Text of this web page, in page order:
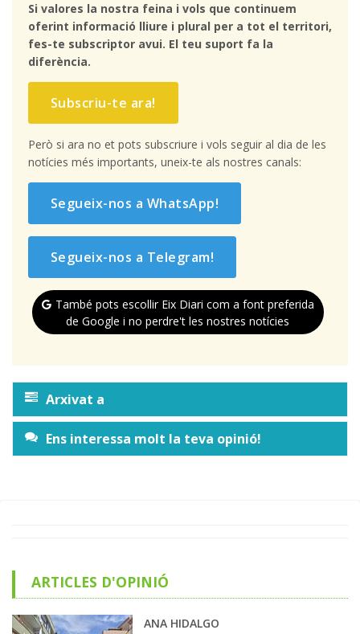
Si valores la nostra feina i vols que continuem
oferint informació lliure i plural per a tot el territori,
fes-te subscriptor avui. El teu suport fa la
diferència.
Subscriu-te ara!
Però si ara no et pots subscriure i vols seguir al dia de les
notícies més importants, uneix-te als nostres canals:
Segueix-nos a WhatsApp!
Segueix-nos a Telegram!
També pots escollir Eix Diari com a font preferida
de Google i no perdre't les nostres notícies
Arxivat a
Ens interessa molt la teva opinió!
ARTICLES D'OPINIÓ
ANA HIDALGO